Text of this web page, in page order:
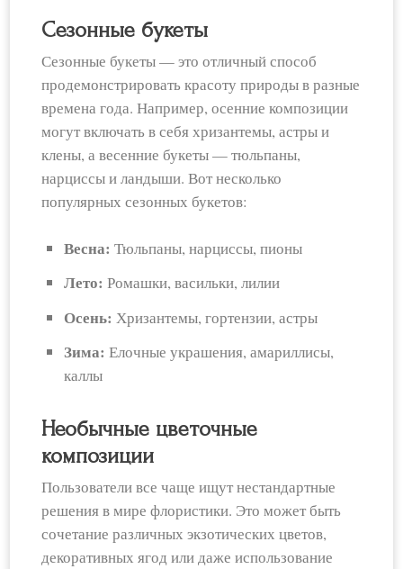
Сезонные букеты
Сезонные букеты — это отличный способ
продемонстрировать красоту природы в разные
времена года. Например, осенние композиции
могут включать в себя хризантемы, астры и
клены, а весенние букеты — тюльпаны,
нарциссы и ландыши. Вот несколько
популярных сезонных букетов:
Весна: Тюльпаны, нарциссы, пионы
Лето: Ромашки, васильки, лилии
Осень: Хризантемы, гортензии, астры
Зима: Елочные украшения, амариллисы,
каллы
Необычные цветочные
композиции
Пользователи все чаще ищут нестандартные
решения в мире флористики. Это может быть
сочетание различных экзотических цветов,
декоративных ягод или даже использование